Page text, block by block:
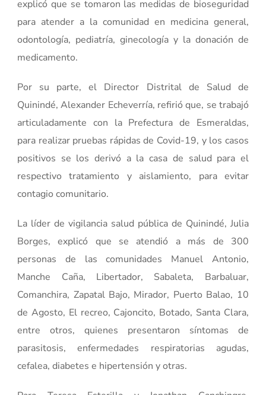
explicó que se tomaron las medidas de bioseguridad
para atender a la comunidad en medicina general,
odontología, pediatría, ginecología y la donación de
medicamento.
Por su parte, el Director Distrital de Salud de
Quinindé, Alexander Echeverría, refirió que, se trabajó
articuladamente con la Prefectura de Esmeraldas,
para realizar pruebas rápidas de Covid-19, y los casos
positivos se los derivó a la casa de salud para el
respectivo tratamiento y aislamiento, para evitar
contagio comunitario.
La líder de vigilancia salud pública de Quinindé, Julia
Borges, explicó que se atendió a más de 300
personas de las comunidades Manuel Antonio,
Manche Caña, Libertador, Sabaleta, Barbaluar,
Comanchira, Zapatal Bajo, Mirador, Puerto Balao, 10
de Agosto, El recreo, Cajoncito, Botado, Santa Clara,
entre otros, quienes presentaron síntomas de
parasitosis, enfermedades respiratorias agudas,
cefalea, diabetes e hipertensión y otras.